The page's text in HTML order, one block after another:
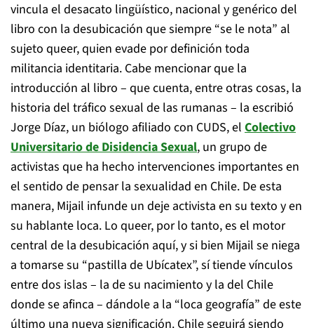
vincula el desacato lingüístico, nacional y genérico del
libro con la desubicación que siempre “se le nota” al
sujeto queer, quien evade por definición toda
militancia identitaria. Cabe mencionar que la
introducción al libro – que cuenta, entre otras cosas, la
historia del tráfico sexual de las rumanas – la escribió
Jorge Díaz, un biólogo afiliado con CUDS, el Colectivo
Universitario de Disidencia Sexual, un grupo de
activistas que ha hecho intervenciones importantes en
el sentido de pensar la sexualidad en Chile. De esta
manera, Mijail infunde un deje activista en su texto y en
su hablante loca. Lo queer, por lo tanto, es el motor
central de la desubicación aquí, y si bien Mijail se niega
a tomarse su “pastilla de Ubícatex”, sí tiende vínculos
entre dos islas – la de su nacimiento y la del Chile
donde se afinca – dándole a la “loca geografía” de este
último una nueva significación. Chile seguirá siendo